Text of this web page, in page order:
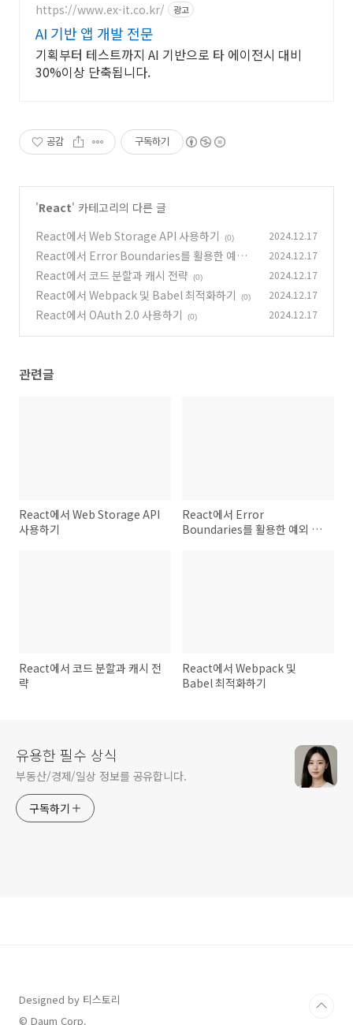
https://www.ex-it.co.kr/ 광고
AI 기반 앱 개발 전문
기획부터 테스트까지 AI 기반으로 타 에이전시 대비
30%이상 단축됩니다.
공감 구독하기
'React' 카테고리의 다른 글
React에서 Web Storage API 사용하기
(0) 2024.12.17
React에서 Error Boundaries를 활용한 예외
처리
(0)
2024.12.17
React에서 코드 분할과 캐시 전략 (0) 2024.12.17
React에서 Webpack 및 Babel 최적화하기 (0) 2024.12.17
React에서 OAuth 2.0 사용하기 (0) 2024.12.17
관련글
React에서 Web Storage API
사용하기
React에서 Error
Boundaries를 활용한 예외 처
React에서 코드 분할과 캐시 전
략
React에서 Webpack 및
Babel 최적화하기
유용한 필수 상식
부동산/경제/일상 정보를 공유합니다.
구독하기
Designed by 티스토리
© Daum Corp.